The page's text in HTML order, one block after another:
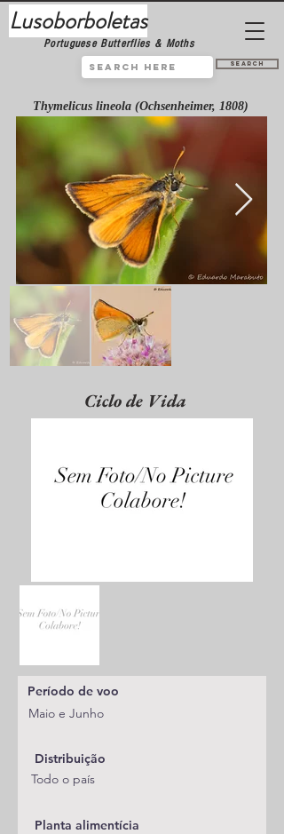
Lusoborboletas
Portuguese Butterflies & Moths
Search
Thymelicus lineola (Ochsenheimer, 1808)
Ciclo de Vida
Período de voo
Maio e Junho
Distribuição
Todo o país
Planta alimentícia